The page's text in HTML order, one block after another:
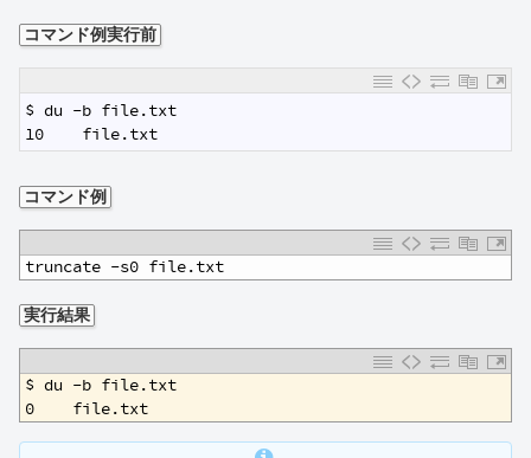
コマンド例実行前
$ du -b file.txt
10    file.txt
コマンド例
truncate -s0 file.txt
実行結果
$ du -b file.txt
0    file.txt